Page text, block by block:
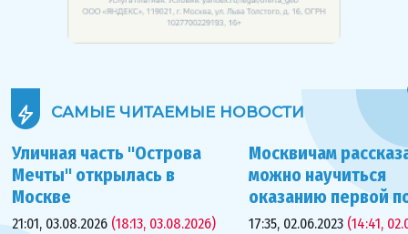
САМЫЕ ЧИТАЕМЫЕ НОВОСТИ
Уличная часть "Острова
Мечты" открылась в
Москве
21:01, 03.08.2026 (18:13, 03.08.2026)
Москвичам
можно научиться
оказанию первой
17:35, 02.06.2023 (14:41,